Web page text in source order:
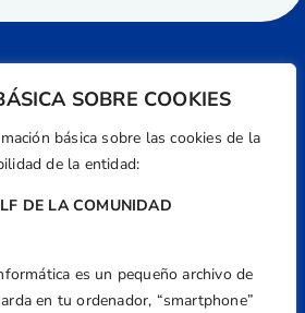
SOBRE COOKIES
básica sobre las cookies de la
de la entidad:
DE LA COMUNIDAD
es un pequeño archivo de
en tu ordenador, “smartphone”
Dirección